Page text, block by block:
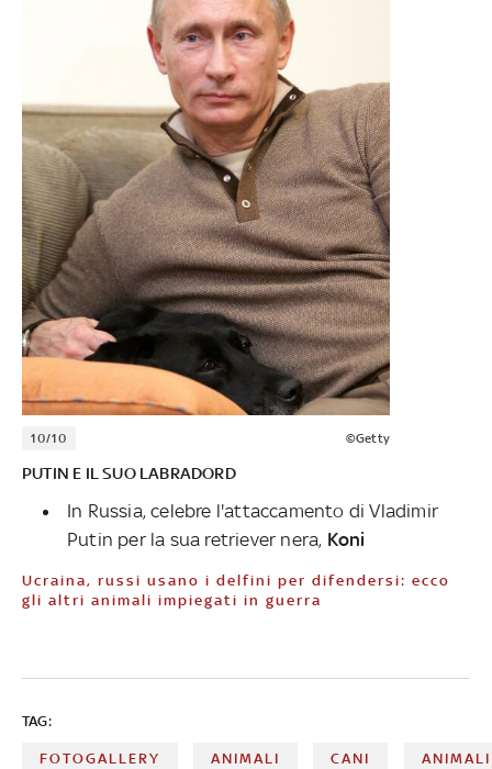
10/10 ©Getty
PUTIN E IL SUO LABRADORD
In Russia, celebre l'attaccamento di Vladimir
Putin per la sua retriever nera, Koni
Ucraina, russi usano i delfini per difendersi: ecco
gli altri animali impiegati in guerra
TAG:
FOTOGALLERY ANIMALI CANI